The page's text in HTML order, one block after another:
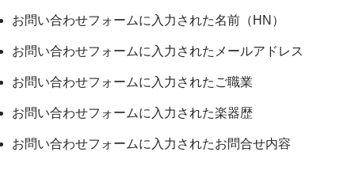
お問い合わせフォームに入力された名前（HN）
お問い合わせフォームに入力されたメールアドレス
お問い合わせフォームに入力されたご職業
お問い合わせフォームに入力された楽器歴
お問い合わせフォームに入力されたお問合せ内容